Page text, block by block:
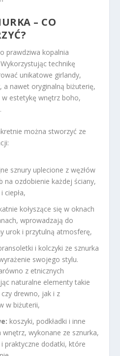
– CO
prawdziwa kopalnia
technikę
unikatowe girlandy,
a nawet oryginalną biżuterię,
estetykę wnętrz boho,
można stworzyć ze
sznury uplecione z węzłów
na ozdobienie każdej ściany,
ciepła,
kołyszące się w oknach
wprowadzają do
urok i przytulną atmosferę,
i kolczyki ze sznurka
swojego stylu.
z etnicznych
naturalne elementy takie
drewno, jak i z
w biżuterii,
koszyki, podkładki i inne
wykonane ze sznurka,
praktyczne dodatki, które